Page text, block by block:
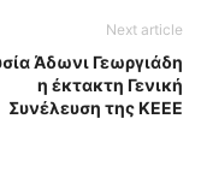
Next article
Άδωνι Γεωργιάδη
η έκτακτη Γενική
Συνέλευση της ΚΕΕΕ